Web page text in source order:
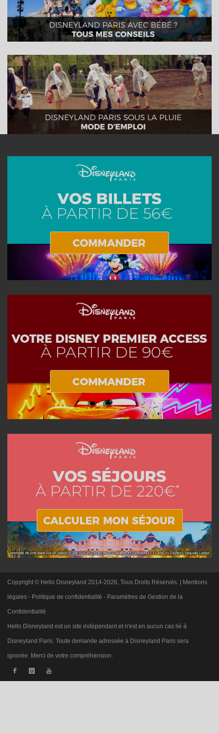
Copyright © Hello Disneyland 2014-2026, Tous Droits Réservés. | Mentions
légales - Politique de confidentialité - Paramètres de Gestion de la
Confidentialité
Hello Disneyland est un site indépendant et n'est en aucun cas lié à
Disneyland Paris. Toute demande adressée à Disneyland Paris sera
ignorée. Merci de votre compréhension.